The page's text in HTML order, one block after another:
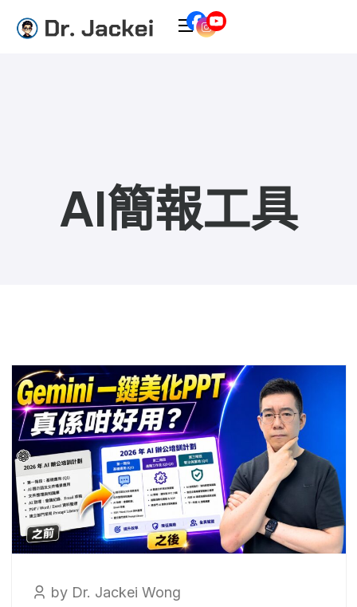
AI簡報工具
by Dr. Jackei Wong